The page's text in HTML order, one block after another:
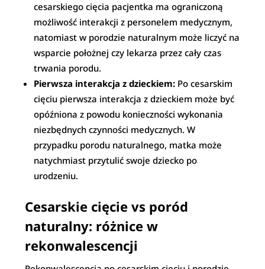
cesarskiego cięcia pacjentka ma ograniczoną
możliwość interakcji z personelem medycznym,
natomiast w porodzie naturalnym może liczyć na
wsparcie położnej czy lekarza przez cały czas
trwania porodu.
Pierwsza interakcja z dzieckiem: Po cesarskim
cięciu pierwsza interakcja z dzieckiem może być
opóźniona z powodu konieczności wykonania
niezbędnych czynności medycznych. W
przypadku porodu naturalnego, matka może
natychmiast przytulić swoje dziecko po
urodzeniu.
Cesarskie cięcie vs poród
naturalny: różnice w
rekonwalescencji